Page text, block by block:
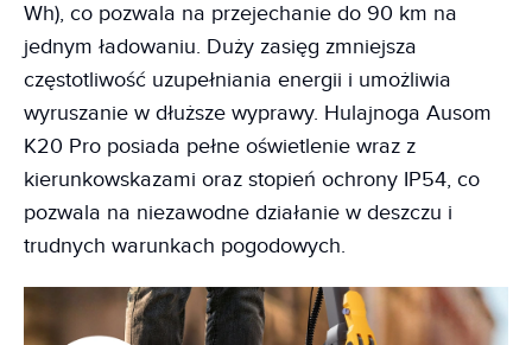
Wh), co pozwala na przejechanie do 90 km na
jednym ładowaniu. Duży zasięg zmniejsza
częstotliwość uzupełniania energii i umożliwia
wyruszanie w dłuższe wyprawy. Hulajnoga Ausom
K20 Pro posiada pełne oświetlenie wraz z
kierunkowskazami oraz stopień ochrony IP54, co
pozwala na niezawodne działanie w deszczu i
trudnych warunkach pogodowych.